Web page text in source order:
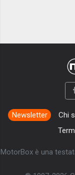
Newsletter Chi
MotorBox è una